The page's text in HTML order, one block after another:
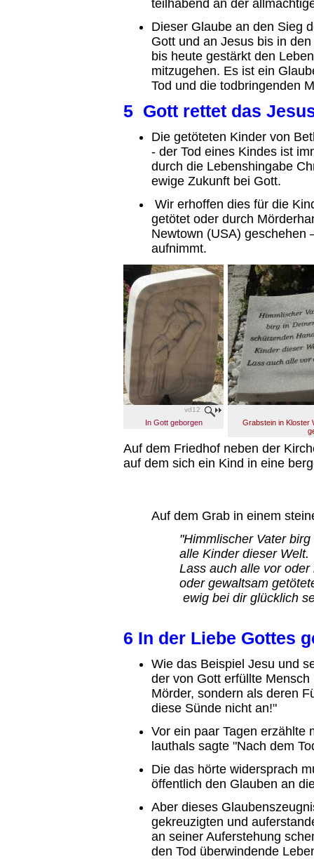
teilhabend an der
Dieser Glaube an den Sieg
Gott und an Jesus bis in
bis heute gestärkt den
mitzugehen. Es ist ein
Tod und die todbringenden
5 Gott rettet das
Die getöteten Kinder von
- der Tod eines Kindes ist
durch die Lebenshingabe
ewige Zukunft bei Gott.
Wir erhoffen dies für die
getötet oder durch
Newtown (USA) geschehen
aufnimmt.
vd12
In Gott geborgen
Grabstein in Kloster
Auf dem Friedhof neben der
auf dem sich ein Kind in eine
Auf dem Grab in einem
"Himmlischer Vater
alle Kinder dieser Welt.
Lass auch alle vor
oder gewaltsam
ewig bei dir glücklich
6 In der Liebe Gottes
Wie das Beispiel Jesu und
der von Gott erfüllte
Mörder, sondern als deren
diese Sünde nicht an!"
Vor ein paar Tagen erzählte
lauthals sagte "Nach dem
Die das hörte widersprach
öffentlich den Glauben an
Aber dieses
gekreuzigten und
an seiner Auferstehung
den Tod überwindende